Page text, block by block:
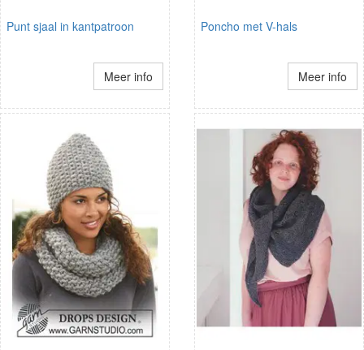
Punt sjaal in kantpatroon
Meer info
Poncho met V-hals
Meer info